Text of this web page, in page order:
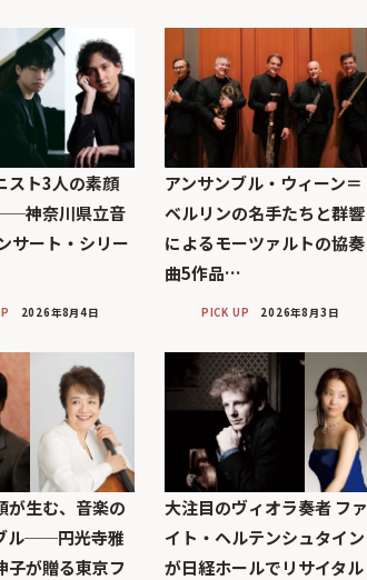
スト3人の素顔
神奈川県立音
サート・シリー
2026年8月4日
アンサンブル・ウィーン＝
ベルリンの名手たちと群響
によるモーツァルトの協奏
曲5作品…
PICK UP 2026年8月3日
が生む、音楽の
ル──円光寺雅
子が贈る東京フ
大注目のヴィオラ奏者 ファ
イト・ヘルテンシュタイン
が日経ホールでリサイタル